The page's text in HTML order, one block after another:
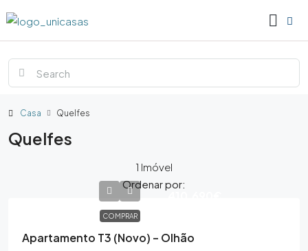
Casa Quelfes
Quelfes
1 Imóvel
Ordenar por:
COMPRAR
Apartamento T3 (Novo) – Olhão